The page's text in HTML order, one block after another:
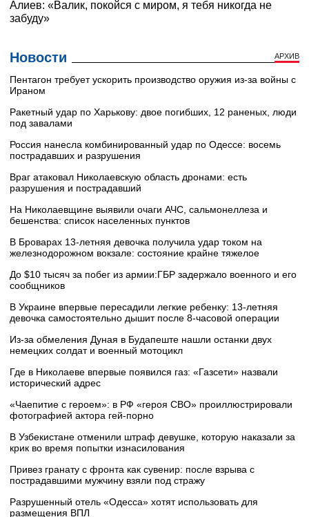
Новости АРХИВ
Пентагон требует ускорить производство оружия из-за войны с
Ираном
Ракетный удар по Харькову: двое погибших, 12 раненых, люди
под завалами
Россия нанесла комбинированный удар по Одессе: восемь
пострадавших и разрушения
Враг атаковал Николаевскую область дронами: есть
разрушения и пострадавший
На Николаевщине выявили очаги АЧС, сальмонеллеза и
бешенства: список населенных пунктов
В Броварах 13-летняя девочка получила удар током на
железнодорожном вокзале: состояние крайне тяжелое
До $10 тысяч за побег из армии:ГБР задержало военного и его
сообщников
В Украине впервые пересадили легкие ребенку: 13-летняя
девочка самостоятельно дышит после 8-часовой операции
Из-за обмеления Дуная в Будапеште нашли останки двух
немецких солдат и военный мотоцикл
Где в Николаеве впервые появился газ: «Газсети» назвали
исторический адрес
«Чаепитие с героем»: в РФ «героя СВО» проиллюстрировали
фотографией актора гей-порно
В Узбекистане отменили штраф девушке, которую наказали за
крик во время попытки изнасилования
Привез гранату с фронта как сувенир: после взрыва с
пострадавшими мужчину взяли под стражу
Разрушенный отель «Одесса» хотят использовать для
размещения ВПЛ